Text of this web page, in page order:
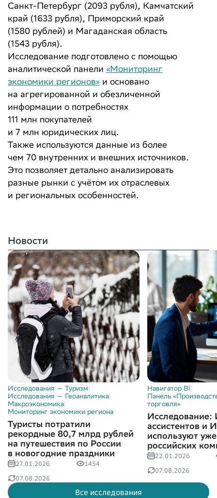
Санкт-Петербург (2093 рубля), Камчатский
край (1633 рубля), Приморский край
(1580 рублей) и Магаданская область
(1543 рубля).
Исследование подготовлено с помощью
аналитической панели «Мониторинг
экономики регионов» и основано
на агрегированной и обезличенной
информации о потребностях
111 млн покупателей
и 7 млн юридических лиц.
Также используются данные из более
чем 70 внутренних и внешних источников.
Это позволяет детально анализировать
разные рынки с учётом их отраслевых
и региональных особенностей.
Новости
Исследования — Туризм
Исследования — Геоаналитика
Макроэкономика
Мониторинг экономики региона
Туристы потратили
рекордные 80,7 млрд рублей
на путешествия по России
в новогодние праздники
27.01.2026
1454
07.08.2026
Навигатор BI
Панель
торговля»
ассистентов и
используют
российских
22.01.2026
07.08.2026
Все исследования